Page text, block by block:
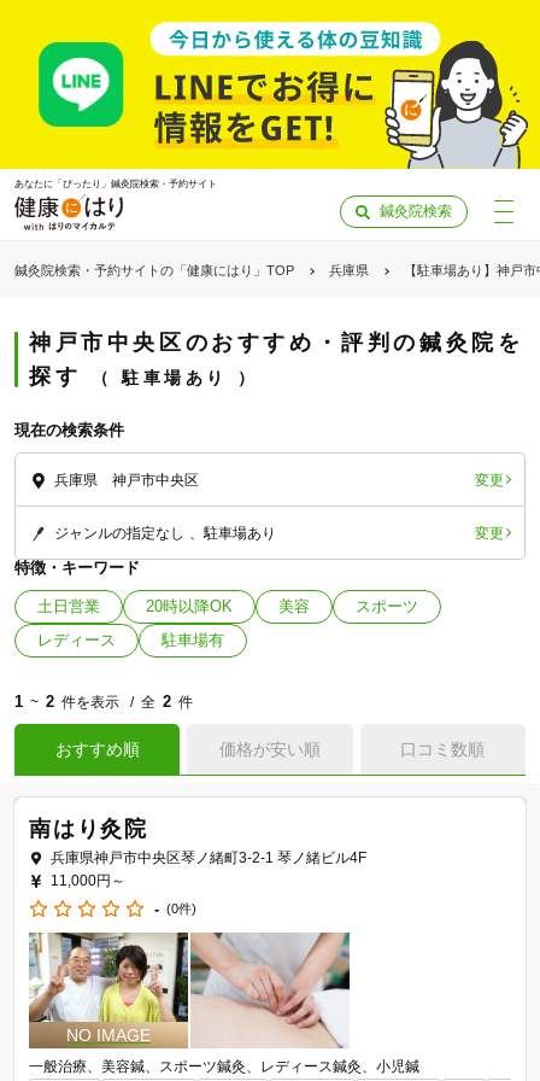
あなたに「ぴったり」鍼灸院検索・予約サイト
鍼灸院検索
鍼灸院検索・予約サイトの「健康にはり」TOP 兵庫県 【駐車場あり】神戸
神戸市中央区のおすすめ・評判の鍼灸院を
探す
駐車場あり
現在の検索条件
兵庫県 神戸市中央区 変更
ジャンルの指定なし 駐車場あり 変更
特徴・キーワード
土日営業 20時以降OK 美容
スポーツ
レディース
駐車場有
1 ~ 2 件を表示 全 2 件
おすすめ順 価格が安い順 口コミ数順
南はり灸院
兵庫県神戸市中央区琴ノ緒町3-2-1 琴ノ緒ビル4F
11,000円～
- (0件)
一般治療 美容鍼 スポーツ鍼灸 レディース鍼灸 小児鍼
「健康にはりを見た」